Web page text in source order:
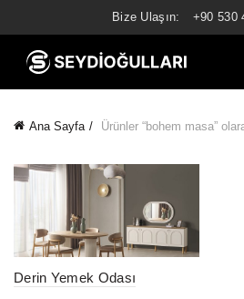
Bize Ulaşın: +90 530
Ana Sayfa Ürünler “bohem masa”
Derin Yemek Odası